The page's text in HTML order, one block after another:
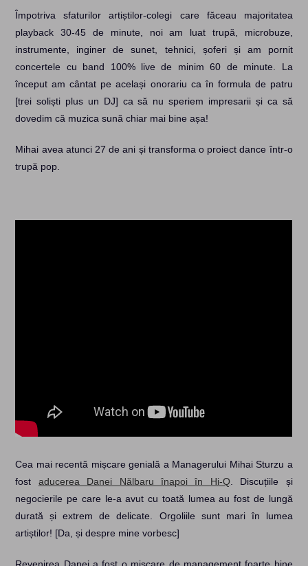
Împotriva sfaturilor artiștilor-colegi care făceau majoritatea
playback 30-45 de minute, noi am luat trupă, microbuze,
instrumente, inginer de sunet, tehnici, șoferi și am pornit
concertele cu band 100% live de minim 60 de minute. La
început am cântat pe același onorariu ca în formula de patru
[trei soliști plus un DJ] ca să nu speriem impresarii și ca să
dovedim că muzica sună chiar mai bine așa!
Mihai avea atunci 27 de ani și transforma o proiect dance într-o
trupă pop.
Cea mai recentă mișcare genială a Managerului Mihai Sturzu a
fost aducerea Danei Nălbaru înapoi în Hi-Q. Discuțiile și
negocierile pe care le-a avut cu toată lumea au fost de lungă
durată și extrem de delicate. Orgoliile sunt mari în lumea
artiștilor! [Da, și despre mine vorbesc]